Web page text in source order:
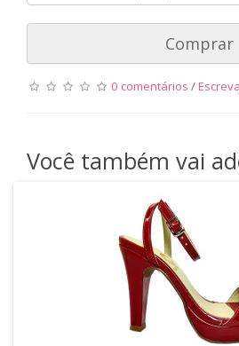
Comprar
0 comentários /
Você também vai